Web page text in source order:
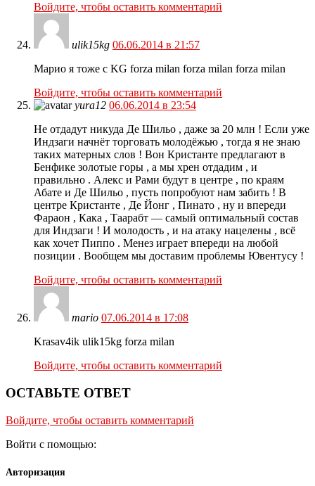
Войдите, чтобы оставить комментарий
ulik15kg 06.06.2014 в 21:57
Марио я тоже с KG forza milan forza milan forza milan
Войдите, чтобы оставить комментарий
yura12 06.06.2014 в 23:54
Не отдадут никуда Де Шильо , даже за 20 млн ! Если уже
Индзаги начнёт торговать молодёжью , тогда я не знаю
таких матерных слов ! Вон Кристанте предлагают в
Бенфике золотые горы , а мы хрен отдадим , и
правильно . Алекс и Рами будут в центре , по краям
Абате и Де Шильо , пусть попробуют нам забить ! В
центре Кристанте , Де Йонг , Пинато , ну и впереди
Фараон , Кака , Таарабт — самый оптимальный состав
для Индзаги ! И молодость , и на атаку нацелены , всё
как хочет Пиппо . Менез играет впереди на любой
позиции . Вообщем мы доставим проблемы Ювентусу !
Войдите, чтобы оставить комментарий
mario 07.06.2014 в 17:08
Krasav4ik ulik15kg forza milan
Войдите, чтобы оставить комментарий
ОСТАВЬТЕ ОТВЕТ
Войдите, чтобы оставить комментарий
Войти с помощью:
Авторизация